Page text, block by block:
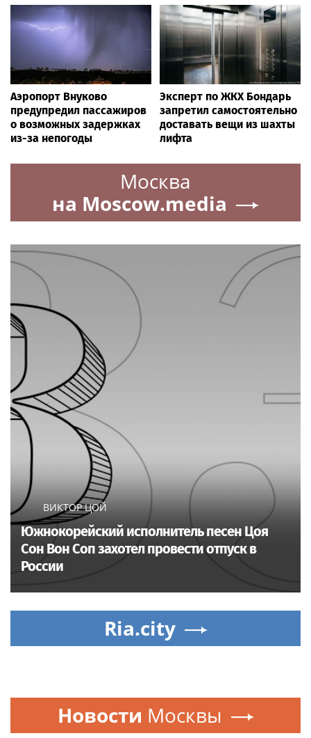
Аэропорт Внуково
предупредил пассажиров
о возможных задержках
из-за непогоды
Эксперт по ЖКХ Бондарь
запретил самостоятельно
доставать вещи из шахты
лифта
Москва
на Moscow.media
ВИКТОР ЦОЙ
Южнокорейский исполнитель песен Цоя
Сон Вон Соп захотел провести отпуск в
России
Ria.city
Новости Москвы